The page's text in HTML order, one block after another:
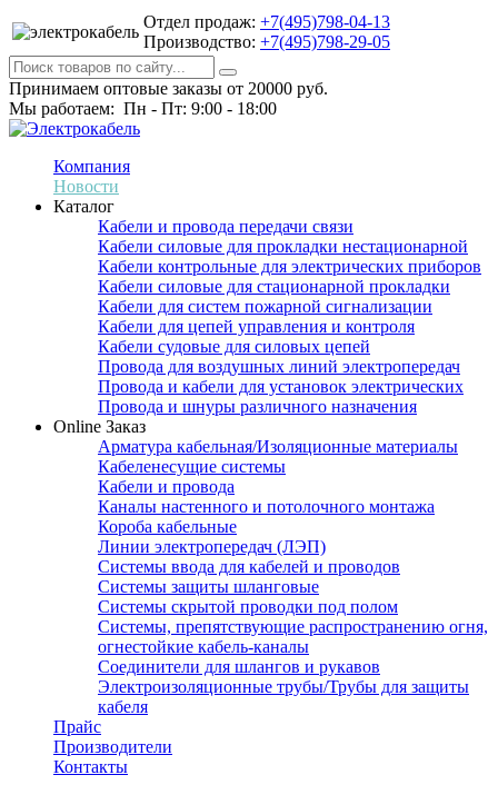
Отдел продаж: +7(495)798-04-13
Производство: +7(495)798-29-05
Принимаем оптовые заказы от 20000 руб.
Мы работаем: Пн - Пт: 9:00 - 18:00
Компания
Новости
Каталог
Кабели и провода передачи связи
Кабели силовые для прокладки нестационарной
Кабели контрольные для электрических приборов
Кабели силовые для стационарной прокладки
Кабели для систем пожарной сигнализации
Кабели для цепей управления и контроля
Кабели судовые для силовых цепей
Провода для воздушных линий электропередач
Провода и кабели для установок электрических
Провода и шнуры различного назначения
Online Заказ
Арматура кабельная/Изоляционные материалы
Кабеленесущие системы
Кабели и провода
Каналы настенного и потолочного монтажа
Короба кабельные
Линии электропередач (ЛЭП)
Системы ввода для кабелей и проводов
Системы защиты шланговые
Системы скрытой проводки под полом
Системы, препятствующие распространению огня,
огнестойкие кабель-каналы
Соединители для шлангов и рукавов
Электроизоляционные трубы/Трубы для защиты
кабеля
Прайс
Производители
Контакты